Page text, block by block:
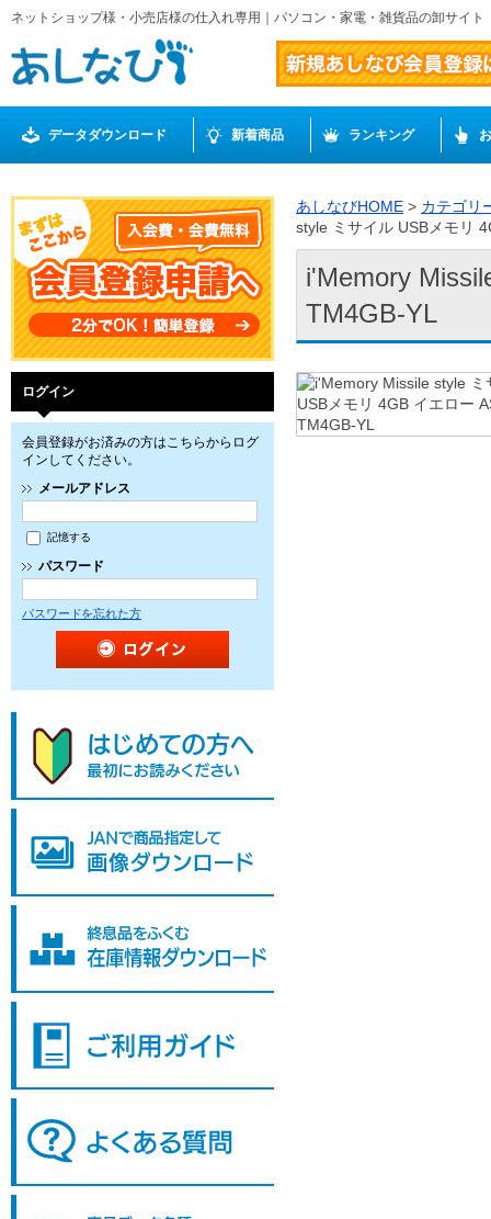
ネットショップ様・小売店様の仕入れ専用｜パソコン・家電・雑貨品の卸サイ
データダウンロード 新着商品 ランキング
ログイン
会員登録がお済みの方はこちらからログ
インしてください。
メールアドレス
記憶する
パスワード
パスワードを忘れた方
あしなびHOME > カテゴリ
style ミサイル USBメモリ
i'Memory
TM4GB-YL